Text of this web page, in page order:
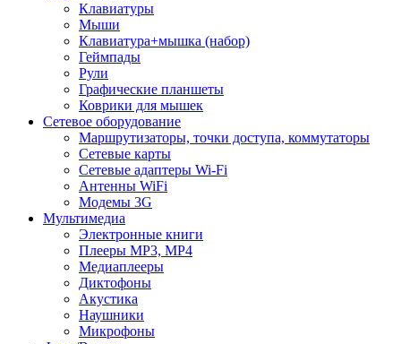
Клавиатуры
Мыши
Клавиатура+мышка (набор)
Геймпады
Рули
Графические планшеты
Коврики для мышек
Сетевое оборудование
Маршрутизаторы, точки доступа, коммутаторы
Сетевые карты
Сетевые адаптеры Wi-Fi
Антенны WiFi
Модемы 3G
Мультимедиа
Электронные книги
Плееры MP3, MP4
Медиаплееры
Диктофоны
Акустика
Наушники
Микрофоны